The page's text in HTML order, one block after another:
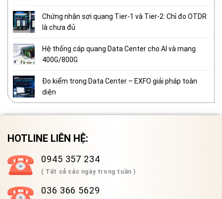
Chứng nhận sợi quang Tier-1 và Tier-2: Chỉ đo OTDR
là chưa đủ
Hệ thống cáp quang Data Center cho AI và mạng
400G/800G
Đo kiểm trong Data Center – EXFO giải pháp toàn
diện
HOTLINE LIÊN HỆ:
0945 357 234
( Tất cả các ngày trong tuần )
036 366 5629